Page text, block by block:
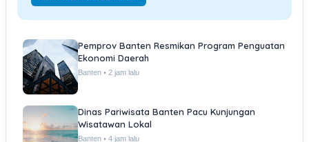
Pemprov Banten Resmikan Program Penguatan
Ekonomi Daerah
Banten • 2 jam lalu
Dinas Pariwisata Banten Pacu Kunjungan
Wisatawan Lokal
Banten • 4 jam lalu